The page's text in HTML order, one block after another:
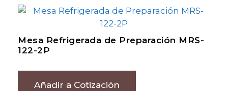
Mesa Refrigerada de Preparación MRS-
122-2P
Añadir a Cotización